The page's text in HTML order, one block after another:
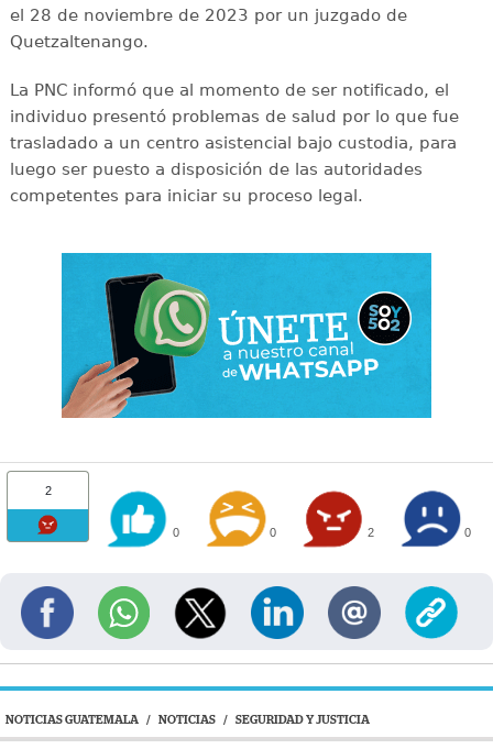
el 28 de noviembre de 2023 por un juzgado de
Quetzaltenango.
La PNC informó que al momento de ser notificado, el
individuo presentó problemas de salud por lo que fue
trasladado a un centro asistencial bajo custodia, para
luego ser puesto a disposición de las autoridades
competentes para iniciar su proceso legal.
2
0 0 2 0
NOTICIAS GUATEMALA / NOTICIAS / SEGURIDAD Y JUSTICIA